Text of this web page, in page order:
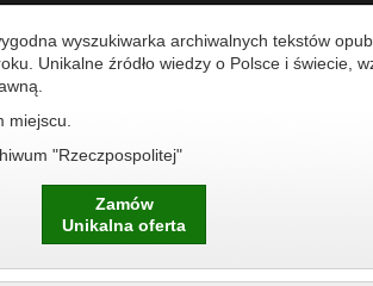
wyszukiwarka archiwalnych tekstów
Unikalne źródło wiedzy o Polsce i świecie,
miejscu.
"Rzeczpospolitej"
Zamów
Unikalna oferta